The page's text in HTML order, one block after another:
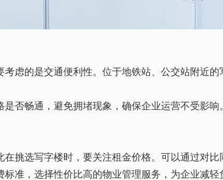
虑的是交通便利性。位于地铁站、公交站附近
否畅通，避免拥堵现象，确保企业运营不受影响
挑选写字楼时，要关注租金价格。可以通过对
准，选择性价比高的物业管理服务，为企业减轻